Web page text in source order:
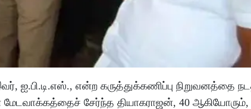
ஐ.பி.டி.எஸ்., என்ற கருத்துக்கணிப்பு நிறுவனத்தை
மேடவாக்கத்தைச் சேர்ந்த தியாகராஜன், 40